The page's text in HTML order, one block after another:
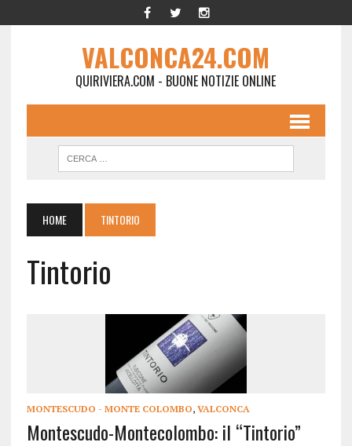
VALCONCA24.COM
QUIRIVIERA.COM - BUONE NOTIZIE ONLINE
HOME TINTORIO
Tintorio
MONTESCUDO - MONTE COLOMBO, VALCONCA
Montescudo-Montecolombo: il “Tintorio”